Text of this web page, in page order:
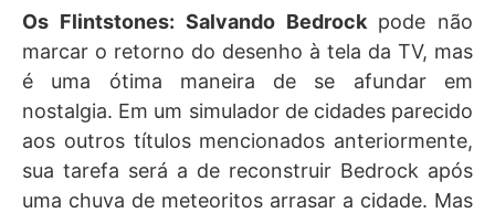
Os Flintstones: Salvando Bedrock pode não
marcar o retorno do desenho à tela da TV, mas
é uma ótima maneira de se afundar em
nostalgia. Em um simulador de cidades parecido
aos outros títulos mencionados anteriormente,
sua tarefa será a de reconstruir Bedrock após
uma chuva de meteoritos arrasar a cidade. Mas